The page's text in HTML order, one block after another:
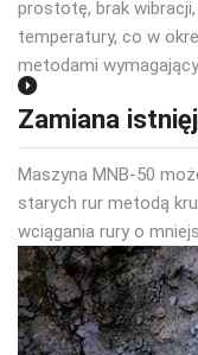
prostotę, brak
temperatury, co w
metodami
Zamiana
Maszyna MNB-50
starych rur metodą
wciągania rury o